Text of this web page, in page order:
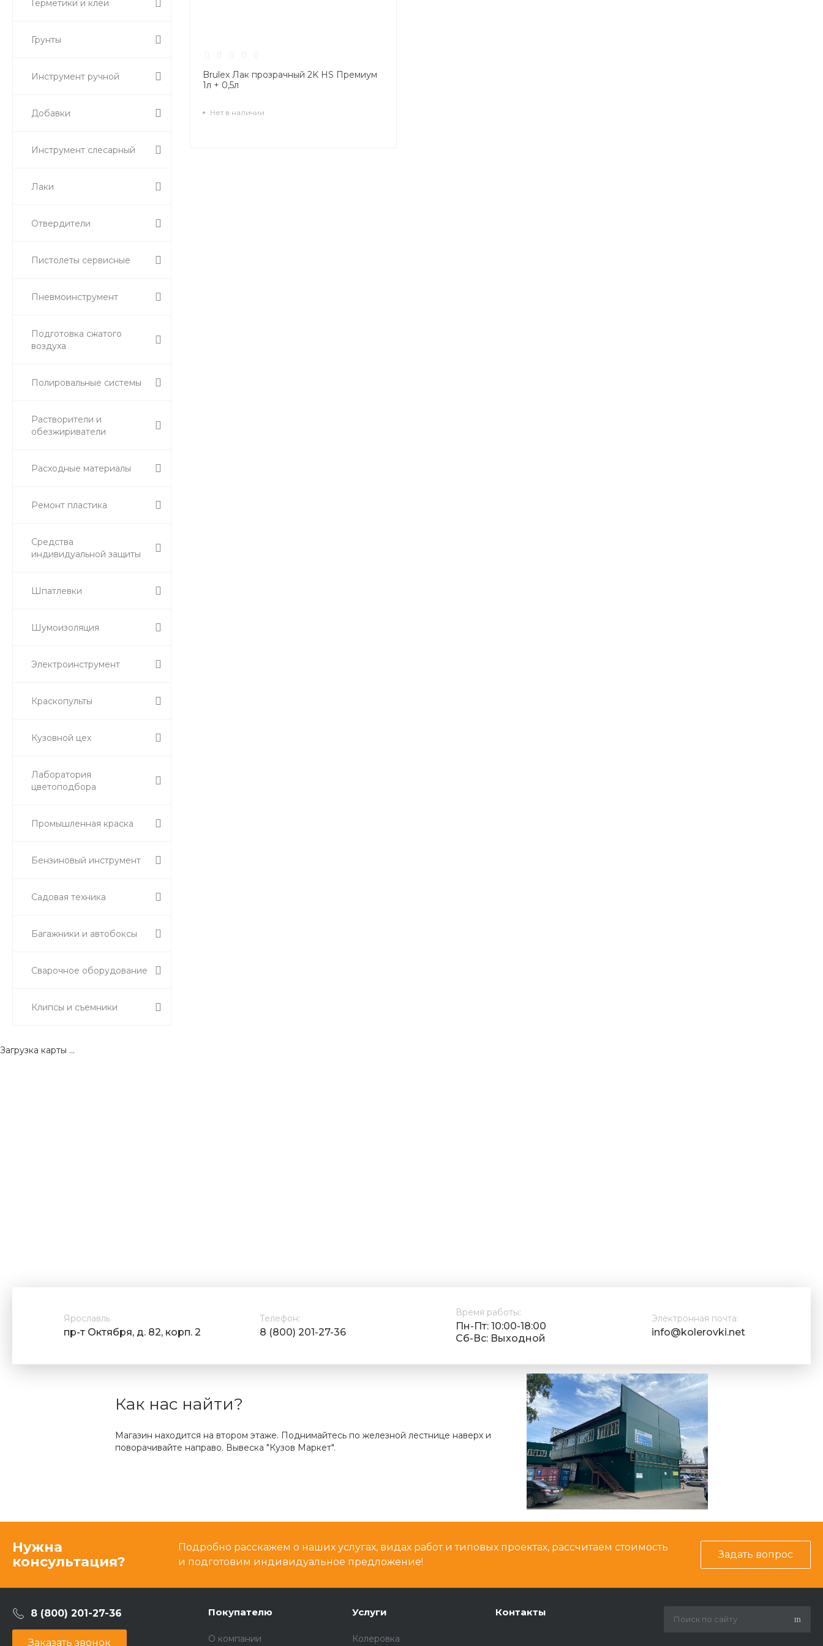
Герметики и клеи
Грунты
Инструмент ручной
Добавки
Инструмент слесарный
Лаки
Отвердители
Пистолеты сервисные
Пневмоинструмент
Подготовка сжатого
воздуха
Полировальные системы
Растворители и
обезжириватели
Расходные материалы
Ремонт пластика
Средства
индивидуальной защиты
Шпатлевки
Шумоизоляция
Электроинструмент
Краскопульты
Кузовной цех
Лаборатория
цветоподбора
Промышленная краска
Бензиновый инструмент
Садовая техника
Багажники и автобоксы
Сварочное оборудование
Клипсы и съемники
Brulex Лак прозрачный 2K HS Премиум
1л + 0,5л
Нет в наличии
Загрузка карты ...
Ярославль
пр-т Октября, д. 82, корп. 2
Телефон:
8 (800) 201-27-36
Время работы:
Пн-Пт: 10:00-18:00
Cб-Вс: Выходной
Электронная почта:
info@kolerovki.net
Как нас найти?
Магазин находится на втором этаже. Поднимайтесь по железной лестнице наверх и
поворачивайте направо. Вывеска "Кузов Маркет".
Нужна
консультация?
Подробно расскажем о наших услугах, видах работ и типовых проектах, рассчитаем стоимость
и подготовим индивидуальное предложение!
Задать вопрос
8 (800) 201-27-36
Заказать звонок
Покупателю
О компании
Услуги
Колеровка
Контакты